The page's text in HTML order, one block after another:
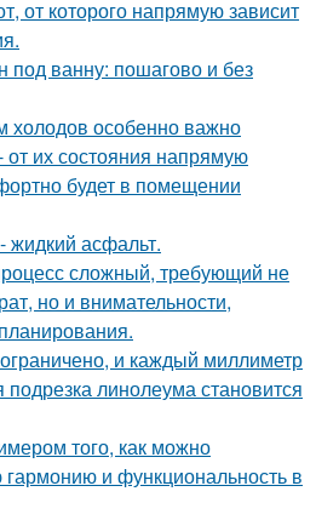
от которого напрямую зависит
под ванну: пошагово и без
холодов особенно важно
от их состояния напрямую
будет в помещении
жидкий асфальт.
сложный, требующий не
но и внимательности,
и каждый миллиметр
подрезка линолеума становится
того, как можно
и функциональность в